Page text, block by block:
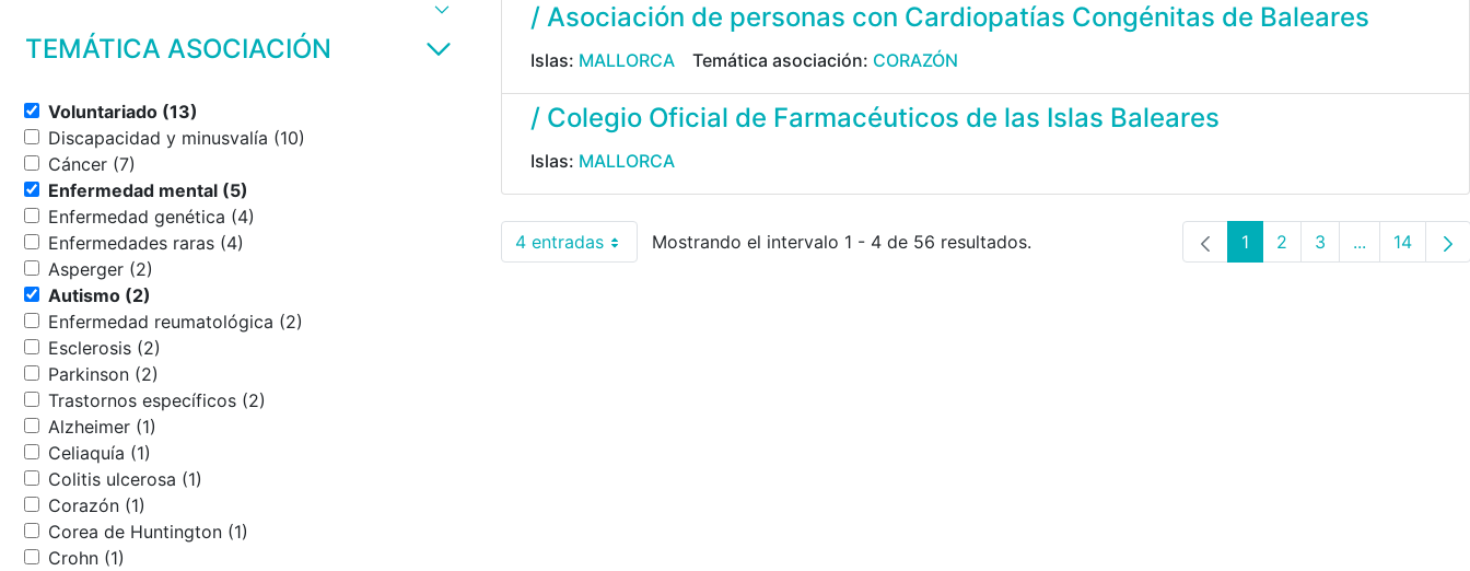
TEMÁTICA ASOCIACIÓN
Voluntariado (13)
Discapacidad y minusvalía (10)
Cáncer (7)
Enfermedad mental (5)
Enfermedad genética (4)
Enfermedades raras (4)
Asperger (2)
Autismo (2)
Enfermedad reumatológica (2)
Esclerosis (2)
Parkinson (2)
Trastornos específicos (2)
Alzheimer (1)
Celiaquía (1)
Colitis ulcerosa (1)
Corazón (1)
Corea de Huntington (1)
Crohn (1)
/ Asociación de personas con Cardiopatías Congénitas de Baleares
Islas: MALLORCA Temática asociación: CORAZÓN
/ Colegio Oficial de Farmacéuticos de las Islas Baleares
Islas: MALLORCA
4 entradasPor páginaMostrando el intervalo 1 - 4 de 56 resultados. Página
1 Página
2 Página
3 ...PáginasPágina
14